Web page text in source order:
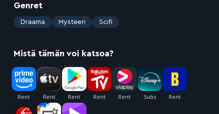
Genret
: Draama Mysteeri Scifi
Mistä tämän voi katsoa?